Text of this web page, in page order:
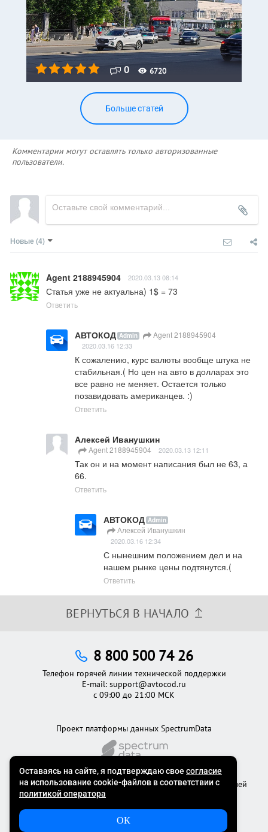
0 6720
Больше статей
Комментарии могут оставлять только авторизованные
пользователи.
Новые (4)
Agent 2188945904 2020.03.13 08:14
Статья уже не актуальна) 1$ = 73
Ответить
АВТОКОД Admin Agent 2188945904
2020.03.16 12:33
К сожалению, курс валюты вообще штука не
стабильная.( Но цен на авто в долларах это
все равно не меняет. Остается только
позавидовать американцев. :)
Ответить
Алексей Иванушкин
Agent 2188945904 2020.03.13 12:11
Так он и на момент написания был не 63, а
66.
Ответить
АВТОКОД Admin
Алексей Иванушкин
2020.03.16 12:34
С нынешним положением дел и на
нашем рынке цены подтянутся.(
Ответить
ВЕРНУТЬСЯ В НАЧАЛО
©2012 - 2026Официальный сервис проверки автомобилей
Проект платформы данных SpectrumData
8 800 500 74 26
Телефон горячей линии технической поддержки
E-mail: support@avtocod.ru
с 09:00 до 21:00 МСК